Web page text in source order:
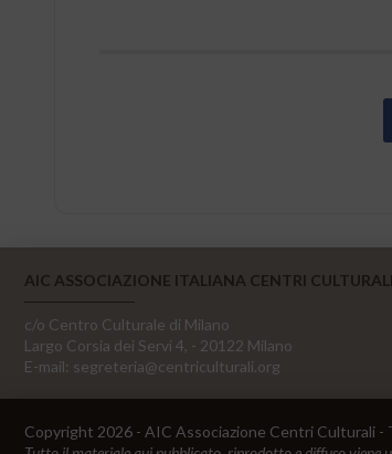
AIC ASSOCIAZIONE ITALIANA CENTRI CULTURALI
c/o Centro Culturale di Milano
Largo Corsia dei Servi 4, - 20122 Milano
E-mail: segreteria@centriculturali.org
Copyright 2026 - AIC Associazione Centri Culturali